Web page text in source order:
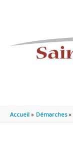
Accueil Démarches